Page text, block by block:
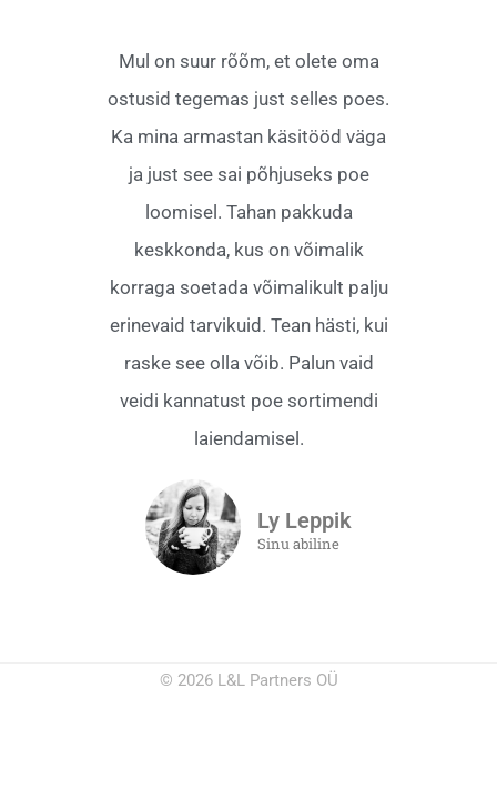
Mul on suur rõõm, et olete oma
ostusid tegemas just selles poes.
Ka mina armastan käsitööd väga
ja just see sai põhjuseks poe
loomisel. Tahan pakkuda
keskkonda, kus on võimalik
korraga soetada võimalikult palju
erinevaid tarvikuid. Tean hästi, kui
raske see olla võib. Palun vaid
veidi kannatust poe sortimendi
laiendamisel.
Ly Leppik
Sinu abiline
© 2026 L&L Partners OÜ